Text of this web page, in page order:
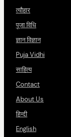
त्यौहार
पूजा विधि
ज्ञान विज्ञान
Puja Vidhi
साहित्य
Contact
About Us
हिन्दी
English